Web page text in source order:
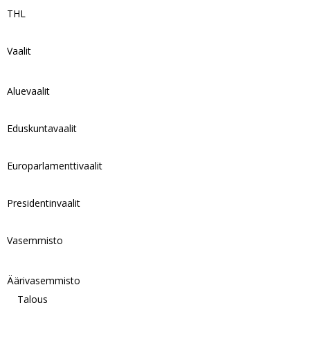
THL
Vaalit
Aluevaalit
Eduskuntavaalit
Europarlamenttivaalit
Presidentinvaalit
Vasemmisto
Äärivasemmisto
Talous